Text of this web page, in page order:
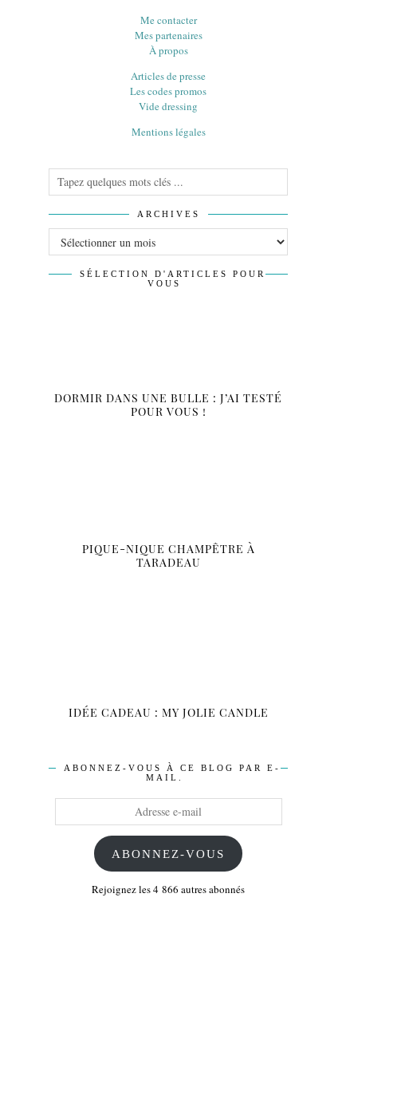
Me contacter
Mes partenaires
À propos
Articles de presse
Les codes promos
Vide dressing
Mentions légales
ARCHIVES
SÉLECTION D'ARTICLES POUR
VOUS
DORMIR DANS UNE BULLE : J’AI TESTÉ
POUR VOUS !
PIQUE-NIQUE CHAMPÊTRE À
TARADEAU
IDÉE CADEAU : MY JOLIE CANDLE
ABONNEZ-VOUS À CE BLOG PAR E-
MAIL.
ABONNEZ-VOUS
Rejoignez les 4 866 autres abonnés